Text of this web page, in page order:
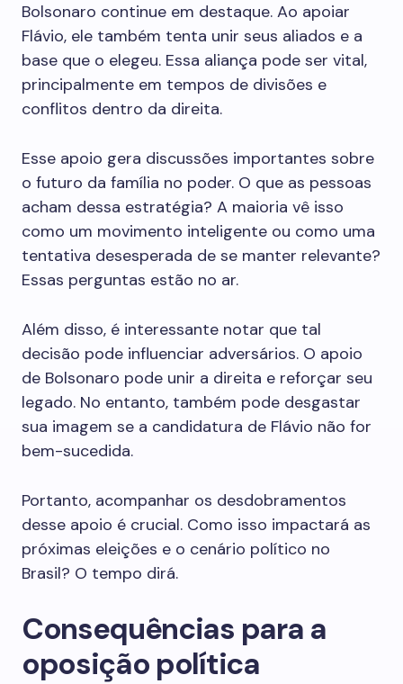
Bolsonaro continue em destaque. Ao apoiar
Flávio, ele também tenta unir seus aliados e a
base que o elegeu. Essa aliança pode ser vital,
principalmente em tempos de divisões e
conflitos dentro da direita.
Esse apoio gera discussões importantes sobre
o futuro da família no poder. O que as pessoas
acham dessa estratégia? A maioria vê isso
como um movimento inteligente ou como uma
tentativa desesperada de se manter relevante?
Essas perguntas estão no ar.
Além disso, é interessante notar que tal
decisão pode influenciar adversários. O apoio
de Bolsonaro pode unir a direita e reforçar seu
legado. No entanto, também pode desgastar
sua imagem se a candidatura de Flávio não for
bem-sucedida.
Portanto, acompanhar os desdobramentos
desse apoio é crucial. Como isso impactará as
próximas eleições e o cenário político no
Brasil? O tempo dirá.
Consequências para a
oposição política